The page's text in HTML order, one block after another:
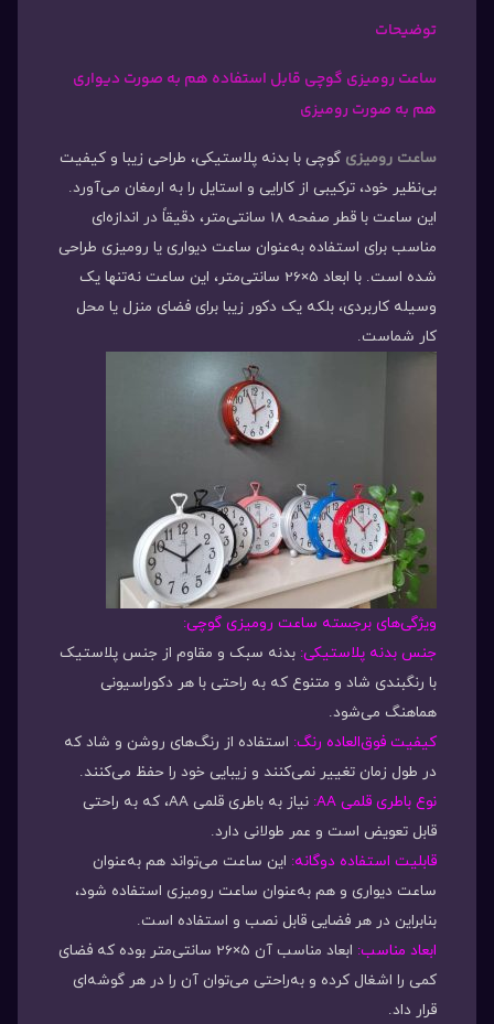
توضیحات
ساعت رومیزی گوچی قابل استفاده هم به صورت دیواری
هم به صورت رومیزی
ساعت رومیزی گوچی با بدنه پلاستیکی، طراحی زیبا و کیفیت
بی‌نظیر خود، ترکیبی از کارایی و استایل را به ارمغان می‌آورد.
این ساعت با قطر صفحه 18 سانتی‌متر، دقیقاً در اندازه‌ای
مناسب برای استفاده به‌عنوان ساعت دیواری یا رومیزی طراحی
شده است. با ابعاد 5×26 سانتی‌متر، این ساعت نه‌تنها یک
وسیله کاربردی، بلکه یک دکور زیبا برای فضای منزل یا محل
کار شماست.
ویژگی‌های برجسته ساعت رومیزی گوچی:
جنس بدنه پلاستیکی: بدنه سبک و مقاوم از جنس پلاستیک
با رنگبندی شاد و متنوع که به راحتی با هر دکوراسیونی
هماهنگ می‌شود.
کیفیت فوق‌العاده رنگ: استفاده از رنگ‌های روشن و شاد که
در طول زمان تغییر نمی‌کنند و زیبایی خود را حفظ می‌کنند.
نوع باطری قلمی AA:
نیاز به باطری قلمی AA، که به راحتی
قابل تعویض است و عمر طولانی دارد.
قابلیت استفاده دوگانه: این ساعت می‌تواند هم به‌عنوان
ساعت دیواری و هم به‌عنوان ساعت رومیزی استفاده شود،
بنابراین در هر فضایی قابل نصب و استفاده است.
ابعاد مناسب:
ابعاد مناسب آن 5×26 سانتی‌متر بوده که فضای
کمی را اشغال کرده و به‌راحتی می‌توان آن را در هر گوشه‌ای
قرار داد.